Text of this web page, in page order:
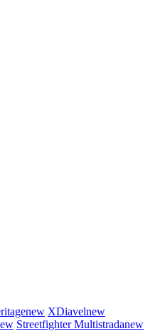
new XDiavelnew
StreetfighterMultistradanew